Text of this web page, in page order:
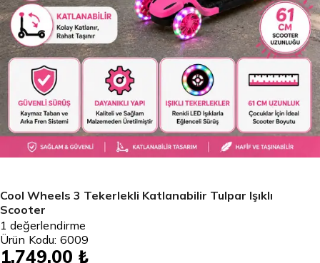
Cool Wheels 3 Tekerlekli Katlanabilir Tulpar Işıklı
Scooter
1 değerlendirme
Ürün Kodu: 6009
1,749.00 ₺